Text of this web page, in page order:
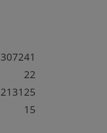
307241
22
213125
15